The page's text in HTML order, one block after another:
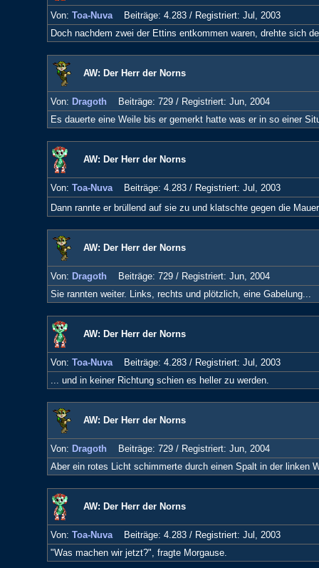
Von: Toa-Nuva Beiträge: 4.283 / Registriert: Jul, 2003
Doch nachdem zwei der Ettins entkommen waren, drehte sich
AW: Der Herr der Norns
Von: Dragoth Beiträge: 729 / Registriert: Jun, 2004
Es dauerte eine Weile bis er gemerkt hatte was er in so einer
AW: Der Herr der Norns
Von: Toa-Nuva Beiträge: 4.283 / Registriert: Jul, 2003
Dann rannte er brüllend auf sie zu und klatschte gegen die
AW: Der Herr der Norns
Von: Dragoth Beiträge: 729 / Registriert: Jun, 2004
Sie rannten weiter. Links, rechts und plötzlich, eine Gabelung...
AW: Der Herr der Norns
Von: Toa-Nuva Beiträge: 4.283 / Registriert: Jul, 2003
... und in keiner Richtung schien es heller zu werden.
AW: Der Herr der Norns
Von: Dragoth Beiträge: 729 / Registriert: Jun, 2004
Aber ein rotes Licht schimmerte durch einen Spalt in der linken
AW: Der Herr der Norns
Von: Toa-Nuva Beiträge: 4.283 / Registriert: Jul, 2003
"Was machen wir jetzt?", fragte Morgause.